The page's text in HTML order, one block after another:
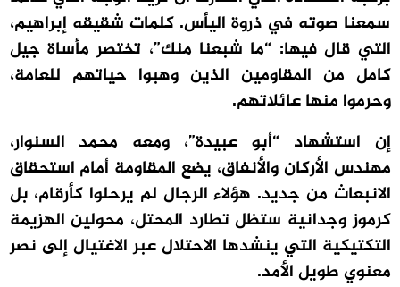
سمعنا صوته في ذروة اليأس. كلمات شقيقه إبراهيم،
التي قال فيها: “ما شبعنا منك”، تختصر مأساة جيل
كامل من المقاومين الذين وهبوا حياتهم للعامة،
وحرموا منها عائلاتهم.
إن استشهاد “أبو عبيدة”، ومعه محمد السنوار،
مهندس الأركان والأنفاق، يضع المقاومة أمام استحقاق
الانبعاث من جديد. هؤلاء الرجال لم يرحلوا كأرقام، بل
كرموز وجدانية ستظل تطارد المحتل، محولين الهزيمة
التكتيكية التي ينشدها الاحتلال عبر الاغتيال إلى نصر
معنوي طويل الأمد.